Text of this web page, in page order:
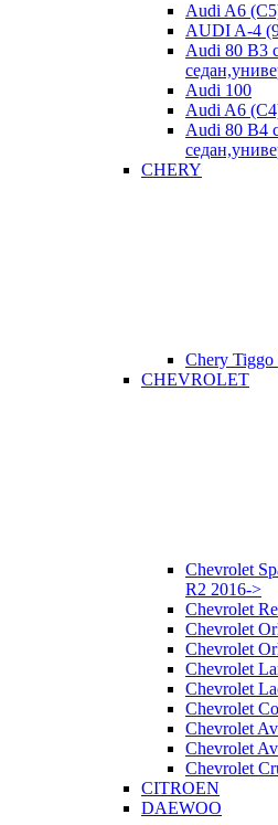
Audi A6
AUDI A-4
Audi 80 В3
Audi 100
Audi A6
Audi 80 В4
CHERY
Chery Tiggo
CHEVROLET
Chevrolet
R2 2016->
Chevrolet
Chevrolet
Chevrolet
Chevrolet
Chevrolet
Chevrolet
Chevrolet
Chevrolet
Chevrolet
CITROEN
DAEWOO